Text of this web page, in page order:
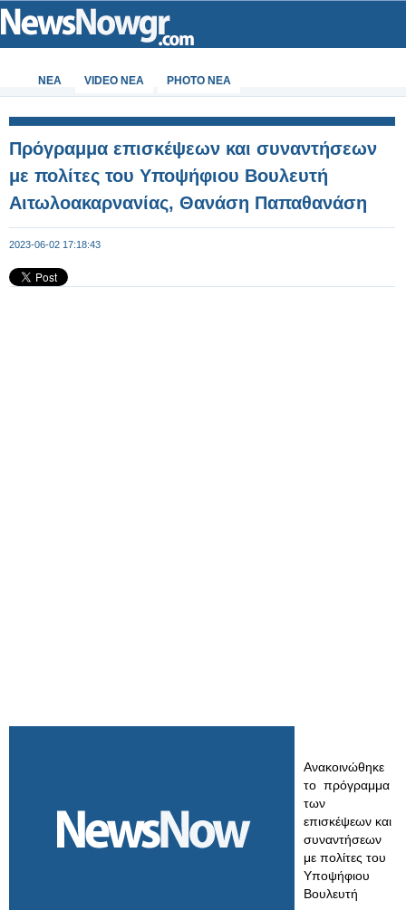
ΝΕΑ VIDEO NEA PHOTO NEA
Πρόγραμμα επισκέψεων και συναντήσεων
με πολίτες του Υποψήφιου Βουλευτή
Αιτωλοακαρνανίας, Θανάση Παπαθανάση
2023-06-02 17:18:43
Ανακοινώθηκε
το πρόγραμμα
των
επισκέψεων και
συναντήσεων
με πολίτες του
Υποψήφιου
Βουλευτή